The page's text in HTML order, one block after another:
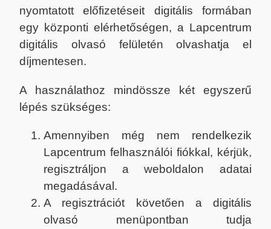
nyomtatott előfizetéseit digitális formában
egy központi elérhetőségen, a Lapcentrum
digitális olvasó felületén olvashatja el
díjmentesen.
A használathoz mindössze két egyszerű
lépés szükséges:
Amennyiben még nem rendelkezik
Lapcentrum felhasználói fiókkal, kérjük,
regisztráljon a weboldalon adatai
megadásával.
A regisztrációt követően a digitális
olvasó menüpontban tudja